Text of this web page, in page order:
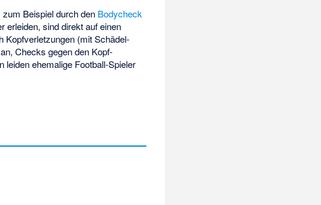
Beispiel durch den Bodycheck
erleiden, sind direkt auf einen
Kopfverletzungen (mit Schädel-
Checks gegen den Kopf-
leiden ehemalige Football-Spieler